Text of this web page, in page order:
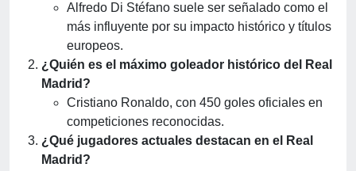
Alfredo Di Stéfano suele ser señalado como el
más influyente por su impacto histórico y títulos
europeos.
¿Quién es el máximo goleador histórico del Real
Madrid?
Cristiano Ronaldo, con 450 goles oficiales en
competiciones reconocidas.
¿Qué jugadores actuales destacan en el Real
Madrid?